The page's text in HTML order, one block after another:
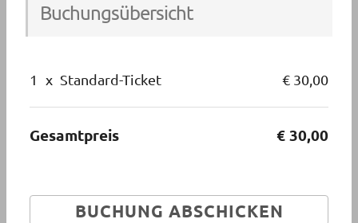
Buchungsübersicht
1 x Standard-Ticket € 30,00
Gesamtpreis € 30,00